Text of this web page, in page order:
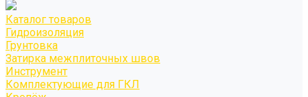
Каталог товаров
Гидроизоляция
Грунтовка
Затирка межплиточных швов
Инструмент
Комплектующие для ГКЛ